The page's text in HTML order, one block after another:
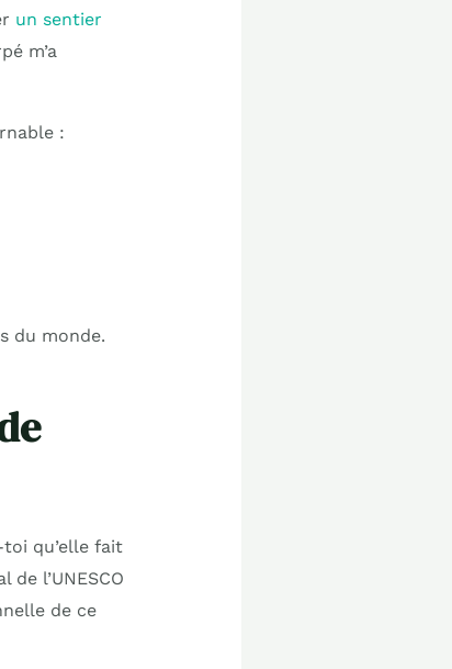
un sentier
m’a
:
du monde.
qu’elle fait
l’UNESCO
de ce